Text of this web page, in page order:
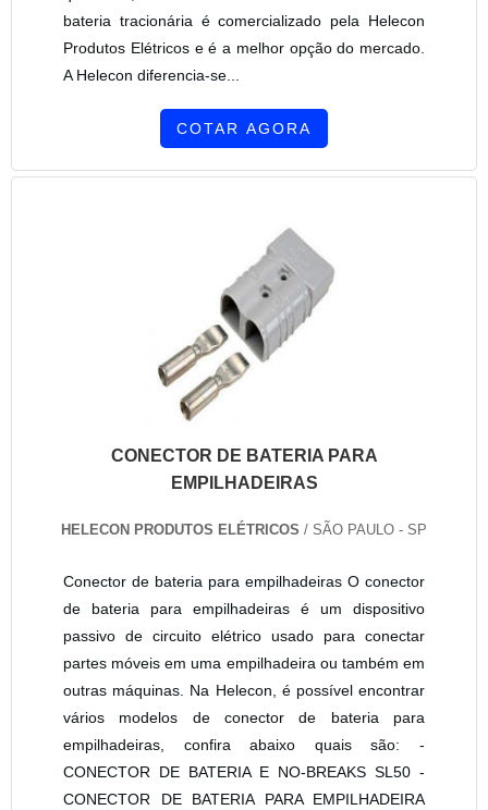
bateria tracionária é comercializado pela Helecon
Produtos Elétricos e é a melhor opção do mercado.
A Helecon diferencia-se...
COTAR AGORA
CONECTOR DE BATERIA PARA
EMPILHADEIRAS
HELECON PRODUTOS ELÉTRICOS / SÃO PAULO - SP
Conector de bateria para empilhadeiras O conector
de bateria para empilhadeiras é um dispositivo
passivo de circuito elétrico usado para conectar
partes móveis em uma empilhadeira ou também em
outras máquinas. Na Helecon, é possível encontrar
vários modelos de conector de bateria para
empilhadeiras, confira abaixo quais são: -
CONECTOR DE BATERIA E NO-BREAKS SL50 -
CONECTOR DE BATERIA PARA EMPILHADEIRA